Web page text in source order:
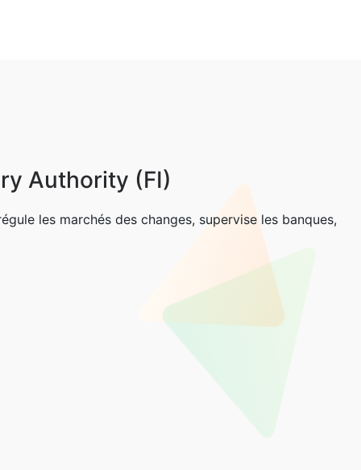
Authority (FI)
les marchés des changes, supervise les banques,